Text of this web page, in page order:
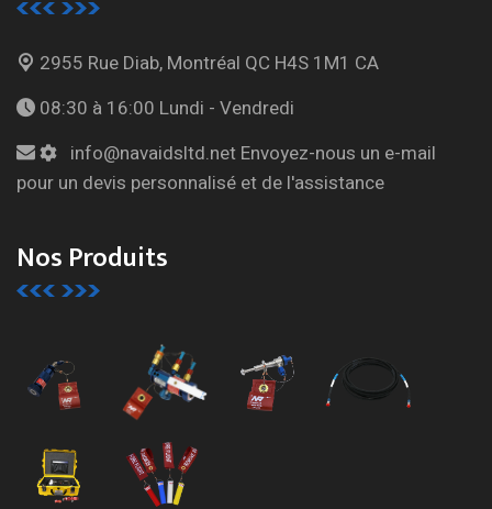
2955 Rue Diab, Montréal QC H4S 1M1 CA
08:30 à 16:00 Lundi - Vendredi
info@navaidsltd.net Envoyez-nous un e-mail
pour un devis personnalisé et de l'assistance
Nos Produits